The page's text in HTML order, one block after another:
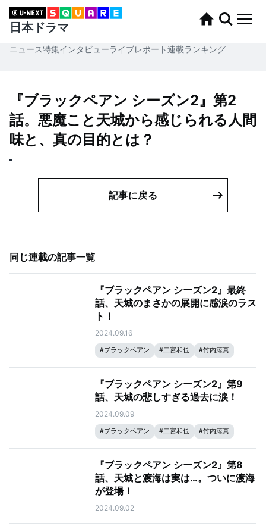
日本ドラマ
ニュース特集インタビューライブレポート連載ランキング
『ブラックペアン シーズン2』第2
話。悪魔こと天城から感じられる人間
味と、真の目的とは？
記事に戻る
同じ連載の記事一覧
『ブラックペアン シーズン2』最終
話、天城のまさかの展開に感涙のラス
ト！
2024.09.16
#ブラックペアン #二宮和也 #竹内涼真
『ブラックペアン シーズン2』第9
話、天城の悲しすぎる過去に涙！
2024.09.09
#ブラックペアン #二宮和也 #竹内涼真
『ブラックペアン シーズン2』第8
話、天城と渡海は実は…。ついに渡海
が登場！
2024.09.02